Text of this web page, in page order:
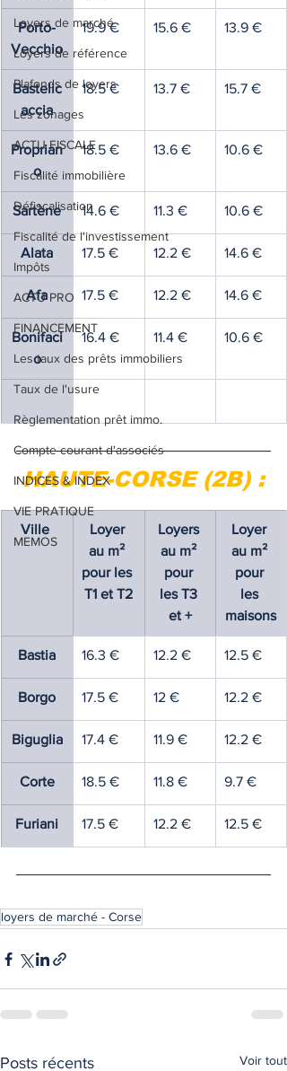
Loyers de marché
Loyers de référence
Plafonds de loyers
Les zonages
ACTU FISCALE
Fiscalité immobilière
Défiscalisation
Fiscalité de l'investissement
Impôts
ACTU PRO
FINANCEMENT
Les taux des prêts immobiliers
Taux de l'usure
Règlementation prêt immo.
Compte courant d'associés
INDICES & INDEX
VIE PRATIQUE
MEMOS
Porto-
Vecchio
19.9 € 15.6 € 13.9 €
Bastelic
accia
18.5 € 13.7 € 15.7 €
Proprian
o
18.5 € 13.6 € 10.6 €
Sartène 14.6 € 11.3 € 10.6 €
Alata 17.5 € 12.2 € 14.6 €
Afa 17.5 € 12.2 € 14.6 €
Bonifaci
o
16.4 € 11.4 € 10.6 €
HAUTE-CORSE (2B) :
Ville
Loyer
au m²
pour les
T1 et T2
Loyers
au m²
pour
les T3
et +
Loyer
au m²
pour
les
maisons
Bastia 16.3 € 12.2 € 12.5 €
Borgo 17.5 € 12 € 12.2 €
Biguglia 17.4 € 11.9 € 12.2 €
Corte 18.5 € 11.8 € 9.7 €
Furiani 17.5 € 12.2 € 12.5 €
loyers de marché - Corse
Posts récents Voir tout